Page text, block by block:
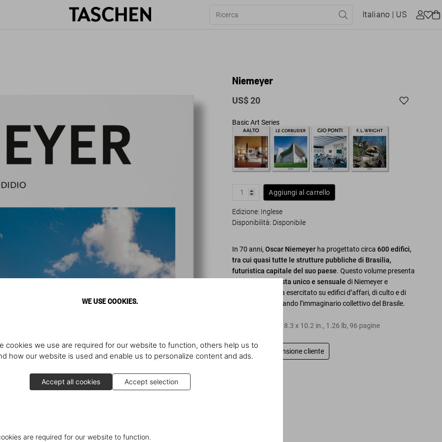
WE USE COOKIES.
cookies we use are required for our website to function, others help us to
how our website is used and enable us to personalize content and ads.
Accept all cookies Accept selection
are required for our website to function.
Italiano | US
Niemeyer
US$ 20
Basic Art Series
Aggiungi al carrello
Edizione: Inglese
Disponibilità: Disponibile
In 70 anni,Oscar Niemeyer ha progettato circa600 edifici,
tra cui quasi tutte le strutture pubbliche di Brasilia,
futuristica capitale del suo paese. Questo volume presenta
tocco modernista unico e sensuale di Niemeyer e
l’influenza che ha esercitato su edifici d’affari, di culto e di
cultura trasformando l’immaginario collettivo del Brasile.
8.3 x 10.2 in., 1.26 lb,96 pagine
Scrivi una recensione cliente